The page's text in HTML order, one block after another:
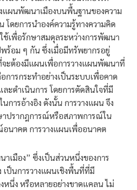
แผนพัฒนาเมืองบนพื้นฐานของความ
โดยการนำองค์ความรู้ทางความคิด
ช้เพื่อรักษาสมดุลระหว่างการพัฒนา
ร้อม ๆ กัน ซึ่งเมื่อมีทรัพยากรอยู่
จะต้องมีแผนเพื่อการวางแผนพัฒนาที่
การกระทำอย่างเป็นระบบเพื่อคาด
ะดำเนินการ โดยการตัดสินใจที่มี
การอ้างอิง ดังนั้น การวางแผน จึง
ปรากฎการณ์หรือสภาพการณ์ใน
นาคต การวางแผนเพื่ออนาคต
เมือง” ซึ่งเป็นส่วนหนึ่งของการ
เป็นการวางแผนเชิงพื้นที่ที่มี
หนึ่ง หรือหลายอย่างขาดแคลน ไม่